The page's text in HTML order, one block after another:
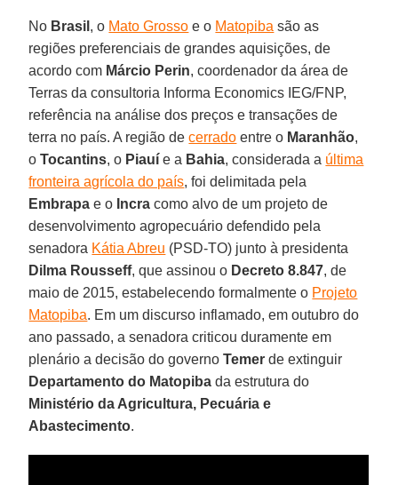
No Brasil , o Mato Grosso e o Matopiba são as
regiões preferenciais de grandes aquisições, de
acordo com Márcio Perin, coordenador da área de
Terras da consultoria Informa Economics IEG/FNP,
referência na análise dos preços e transações de
terra no país. A região decerrado entre o Maranhão,
oTocantins, o Piauí e a Bahia, considerada a última
fronteira agrícola do país, foi delimitada pela
Embrapa e o Incra como alvo de um projeto de
desenvolvimento agropecuário defendido pela
senadora Kátia Abreu (PSD-TO) junto à presidenta
Dilma Rousseff, que assinou o Decreto 8.847, de
maio de 2015, estabelecendo formalmente o Projeto
Matopiba. Em um discurso inflamado, em outubro do
ano passado, a senadora criticou duramente em
plenário a decisão do governoTemer de extinguir
Departamento do Matopiba da estrutura do
Ministério da Agricultura, Pecuária e
Abastecimento.